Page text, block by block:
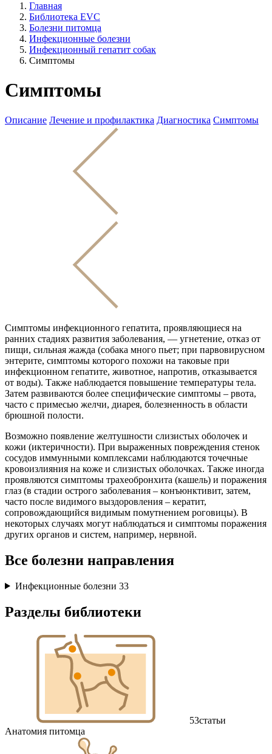
Главная
Библиотека EVC
Болезни питомца
Инфекционные болезни
Инфекционный гепатит собак
Симптомы
Симптомы
Описание Лечение и профилактика Диагностика Симптомы
Симптомы инфекционного гепатита, проявляющиеся на
ранних стадиях развития заболевания, — угнетение, отказ от
пищи, сильная жажда (собака много пьет; при парвовирусном
энтерите, симптомы которого похожи на таковые при
инфекционном гепатите, животное, напротив, отказывается
от воды). Также наблюдается повышение температуры тела.
Затем развиваются более специфические симптомы – рвота,
часто с примесью желчи, диарея, болезненность в области
брюшной полости.
Возможно появление желтушности слизистых оболочек и
кожи (иктеричности). При выраженных повреждения стенок
сосудов иммунными комплексами наблюдаются точечные
кровоизлияния на коже и слизистых оболочках. Также иногда
проявляются симптомы трахеобронхита (кашель) и поражения
глаз (в стадии острого заболевания – конъюнктивит, затем,
часто после видимого выздоровления – кератит,
сопровождающийся видимым помутнением роговицы). В
некоторых случаях могут наблюдаться и симптомы поражения
других органов и систем, например, нервной.
Все болезни направления
Инфекционные болезни 33
Разделы библиотеки
53статьи
Анатомия питомца